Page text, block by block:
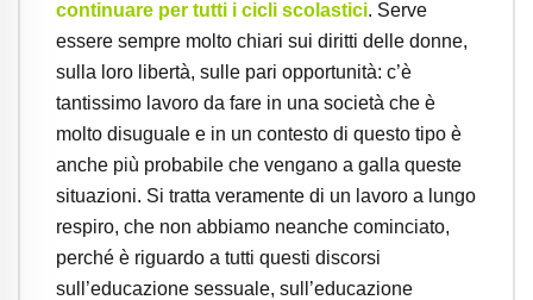
continuare per tutti i cicli scolastici. Serve
essere sempre molto chiari sui diritti delle donne,
sulla loro libertà, sulle pari opportunità: c’è
tantissimo lavoro da fare in una società che è
molto disuguale e in un contesto di questo tipo è
anche più probabile che vengano a galla queste
situazioni. Si tratta veramente di un lavoro a lungo
respiro, che non abbiamo neanche cominciato,
perché è riguardo a tutti questi discorsi
sull’educazione sessuale, sull’educazione